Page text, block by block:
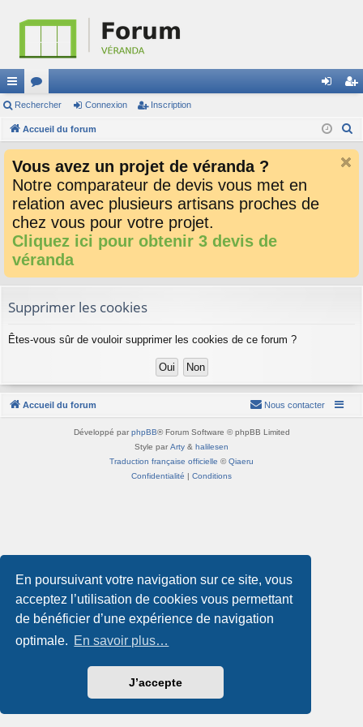
En poursuivant votre navigation sur ce site, vous
acceptez l’utilisation de cookies vous permettant
de bénéficier d’une expérience de navigation
optimale. En savoir plus…
J’accepte
ac
co
ci
or
u
s
ne cri
Rechercher Connexion Inscription
Accueil du forum
r
Vous avez un projet de véranda ?
Notre comparateur de devis vous met en
relation avec plusieurs artisans proches de
chez vous pour votre projet.
Cliquez ici pour obtenir 3 devis de
véranda
Supprimer les cookies
Êtes-vous sûr de vouloir supprimer les cookies de ce forum ?
Accueil du forum Nous contacter
Développé par phpBB® Forum Software © phpBB Limited
Style par Arty & halilesen
Traduction française officielle ©Qiaeru
Confidentialité | Conditions